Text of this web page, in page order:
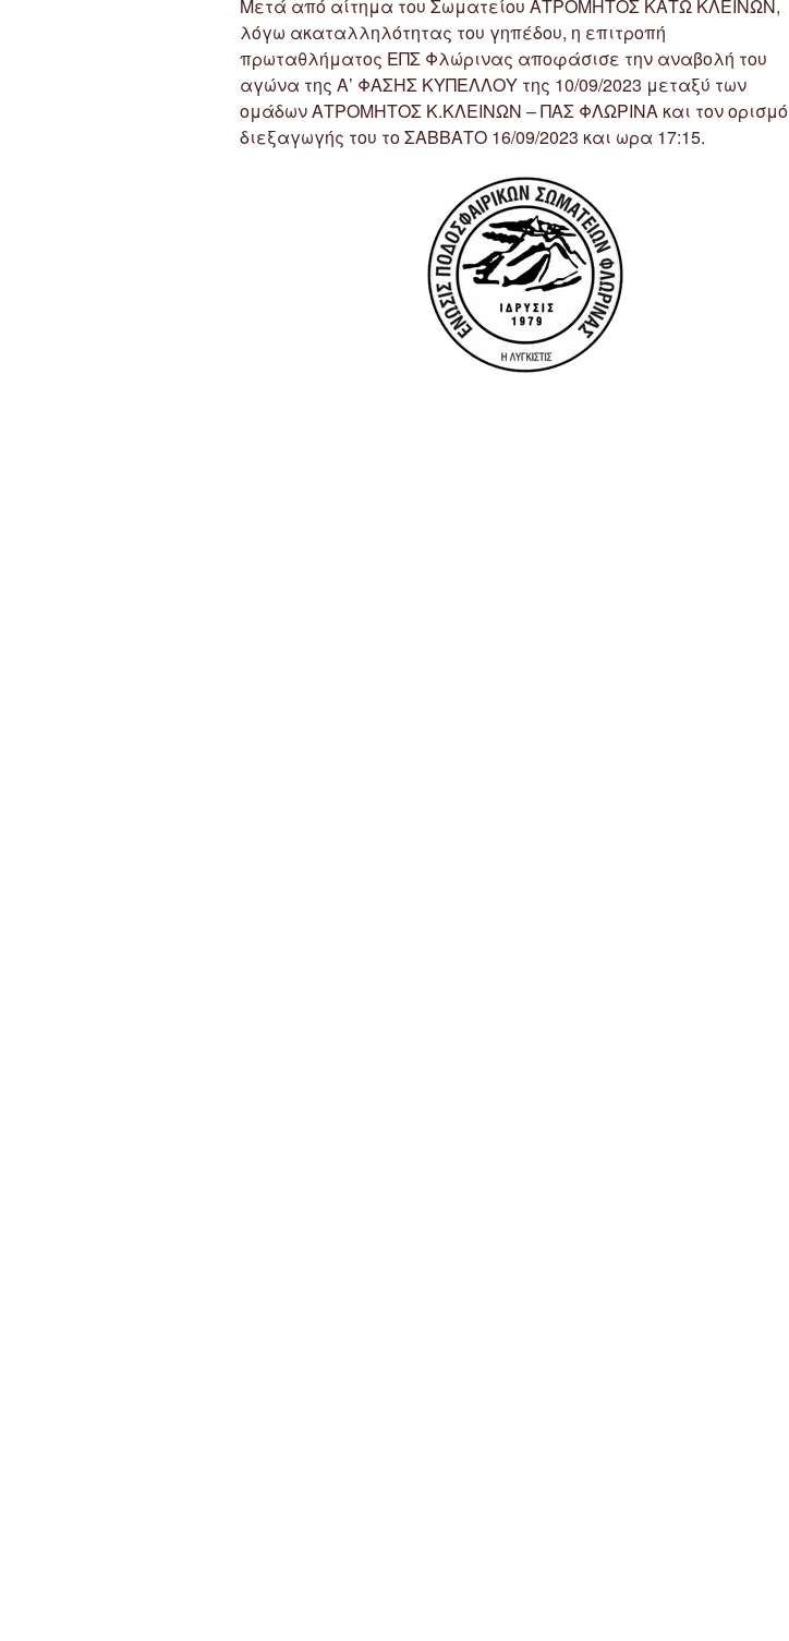
Μετά από αίτημα του Σωματείου ΑΤΡΟΜΗΤΟΣ ΚΑΤΩ ΚΛΕΙΝΩΝ,
λόγω ακαταλληλότητας του γηπέδου, η επιτροπή
πρωταθλήματος ΕΠΣ Φλώρινας αποφάσισε την αναβολή του
αγώνα της Α’ ΦΑΣΗΣ ΚΥΠΕΛΛΟΥ της 10/09/2023 μεταξύ των
ομάδων ΑΤΡΟΜΗΤΟΣ Κ.ΚΛΕΙΝΩΝ – ΠΑΣ ΦΛΩΡΙΝΑ και τον ορισμό
διεξαγωγής του το ΣΑΒΒΑΤΟ 16/09/2023 και ωρα 17:15.